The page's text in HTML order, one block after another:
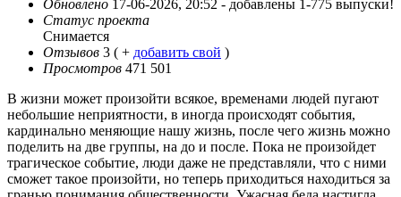
Обновлено 17-06-2026, 20:52 - добавлены 1-775 выпуски!
Статус проекта
Снимается
Отзывов 3 ( + добавить свой )
Просмотров 471 501
В жизни может произойти всякое, временами людей пугают
небольшие неприятности, в иногда происходят события,
кардинально меняющие нашу жизнь, после чего жизнь можно
поделить на две группы, на до и после. Пока не произойдет
трагическое событие, люди даже не представляли, что с ними
сможет такое произойти, но теперь приходиться находиться за